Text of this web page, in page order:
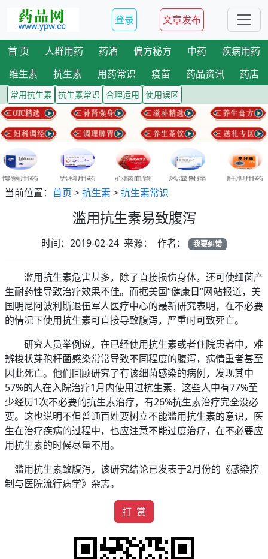
登录 文章发布
首 页 人群用药 药酒 偏方秘方 中药
疾病用药
维生素
抗生素 用药常识 疫苗 药品资讯 药店
常用抗生素 抗生素常识 合理运用 使用误区
当前位置： 首页 >抗生素>抗生素常识
滥用抗生素易致腹泻
时间：2019-02-24 来源： 作者： 我要纠错
滥用抗生素危害甚多，除了直接损伤身体，还可使细菌产
生耐药性导致治疗效果不佳。而据美国“健康日”网站报道，美
国明尼阿波利斯退伍军人医疗中心的最新研究表明，在不必要
的情况下使用抗生素可直接导致腹泻，严重时可致死亡。
研究人员举例说，在已经使用抗生素或者住院患者中，难
辨梭状芽孢杆菌感染常常导致不同程度的腹泻，病情重者甚至
因此死亡。他们回顾研究了有该细菌感染的病例，发现其中
57%的人在入院治疗1月内使用过抗生素，这些人中有77%至
少经历1次不必要的抗生素治疗，有26%抗生素治疗完全没必
要。这也说明不但普通百姓要树立不能滥用抗生素的意识，医
生在治疗疾病的过程中，也应注意不能过度治疗，在不必要应
用抗生素的时候尽量不用。
滥用抗生素致腹泻，该研究结论已发表于2月份的《感染控
制与医院流行病学》杂志。
打 赏